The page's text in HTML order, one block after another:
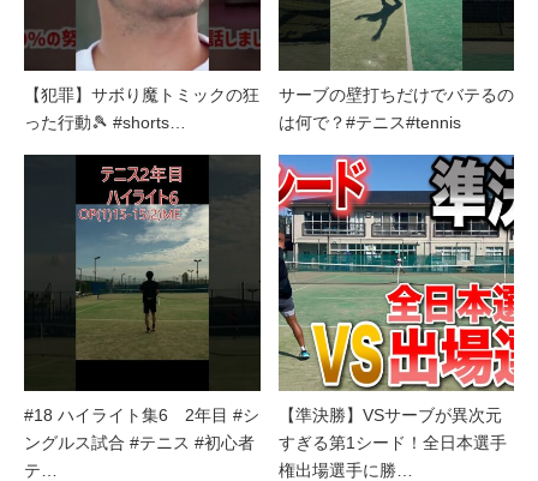
【犯罪】サボり魔トミックの狂
った行動🎾 #shorts…
サーブの壁打ちだけでバテるの
は何で？#テニス#tennis
#18 ハイライト集6 2年目 #シ
ングルス試合 #テニス #初心者
テ…
【準決勝】VSサーブが異次元
すぎる第1シード！全日本選手
権出場選手に勝…